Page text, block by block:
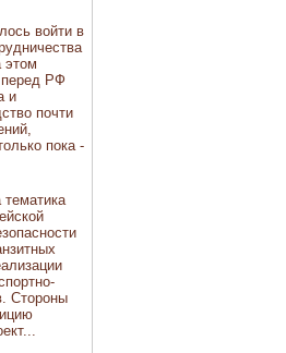
войти в
этом
перед РФ
и
почти
пока -
Стороны